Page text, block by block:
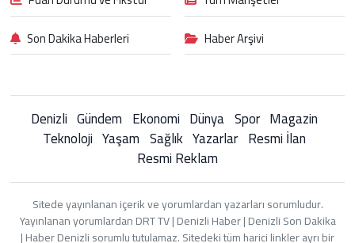
Son Dakika Haberleri
Haber Arşivi
Denizli Gündem Ekonomi Dünya Spor Magazin
Teknoloji Yaşam Sağlık Yazarlar Resmi İlan
Resmi Reklam
Sitede yayınlanan içerik ve yorumlardan yazarları sorumludur.
Yayınlanan yorumlardan DRT TV | Denizli Haber | Denizli Son Dakika
| Haber Denizli sorumlu tutulamaz. Sitedeki tüm harici linkler ayrı bir